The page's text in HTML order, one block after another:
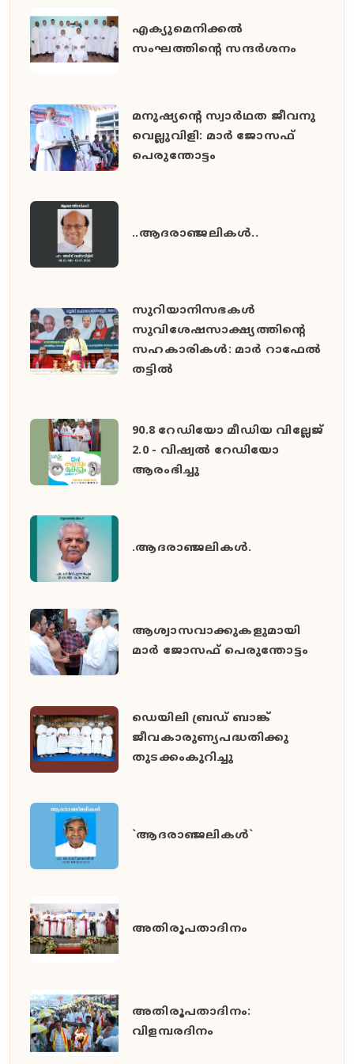
എക്യുമെനിക്കൽ
സംഘത്തിന്റെ സന്ദർശനം
മനുഷ്യൻ്റെ സ്വാർഥത ജീവനു
വെല്ലുവിളി: മാർ ജോസഫ്
പെരുന്തോട്ടം
..ആദരാഞ്ജലികൾ..
സുറിയാനിസഭകൾ
സുവിശേഷസാക്ഷ്യത്തിൻ്റെ
സഹകാരികൾ: മാർ റാഫേൽ
തട്ടിൽ
90.8 റേഡിയോ മീഡിയ വില്ലേജ്
2.0 - വിഷ്വൽ റേഡിയോ
ആരംഭിച്ചു
.ആദരാഞ്ജലികൾ.
ആശ്വാസവാക്കുകളുമായി
മാർ ജോസഫ് പെരുന്തോട്ടം
ഡെയിലി ബ്രഡ് ബാങ്ക്
ജീവകാരുണ്യപദ്ധതിക്കു
തുടക്കംകുറിച്ചു
`ആദരാഞ്ജലികൾ`
അതിരൂപതാദിനം
അതിരൂപതാദിനം:
വിളമ്പരദിനം